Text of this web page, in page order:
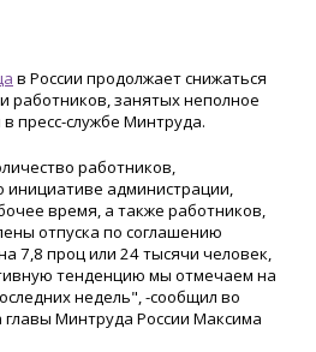
в России продолжает снижаться
работников, занятых неполное
пресс-службе Минтруда.
работников,
инициативе администрации,
время, а также работников,
отпуска по соглашению
7,8 проц или 24 тысячи человек,
тенденцию мы отмечаем на
недель", -сообщил во
главы Минтруда России Максима